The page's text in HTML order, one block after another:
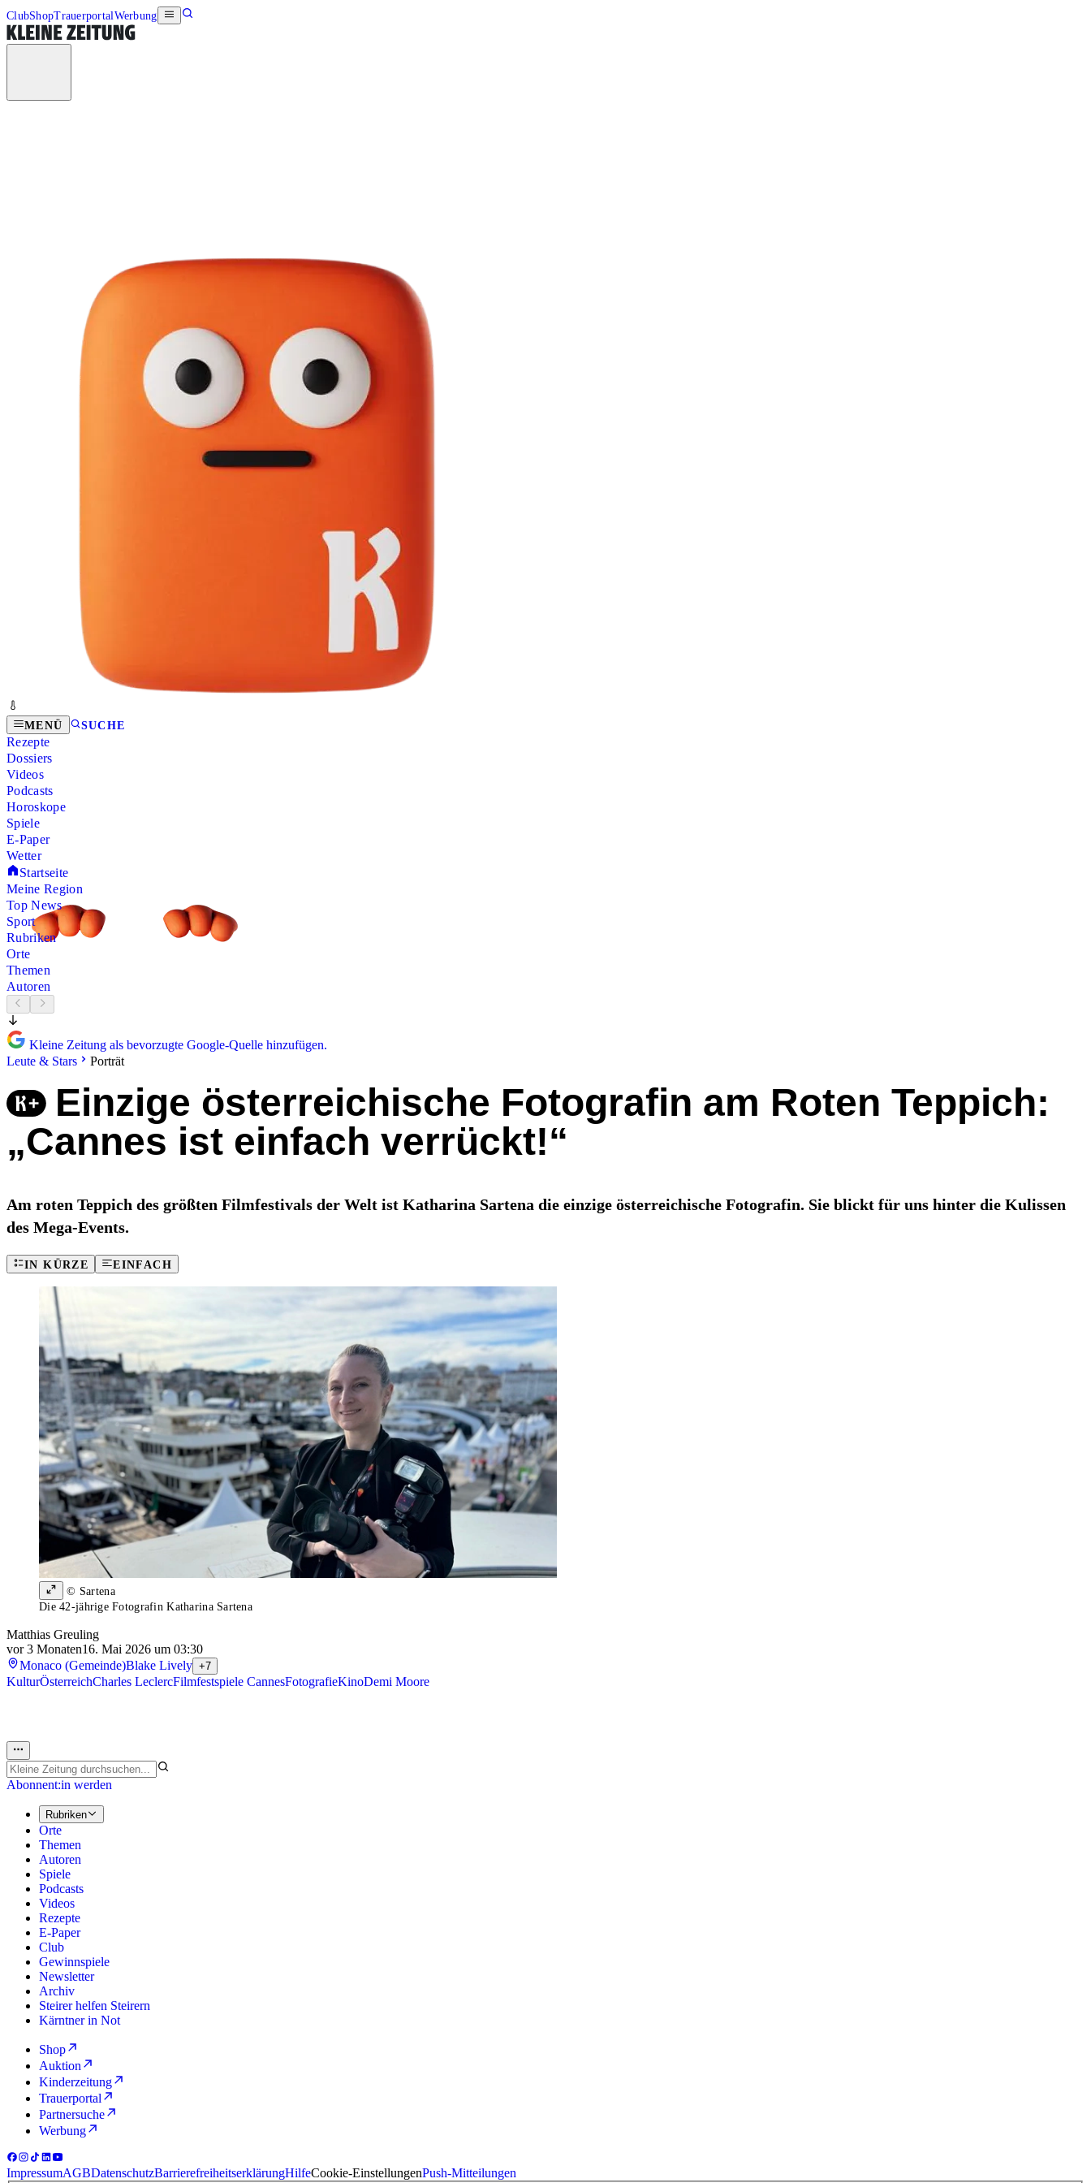
ClubShopTrauerportalWerbung
MENÜ SUCHE
Rezepte
Dossiers
Videos
Podcasts
Horoskope
Spiele
E-Paper
Wetter
Startseite
Meine Region
Top News
Sport
Rubriken
Orte
Themen
Autoren
Kleine Zeitung als bevorzugte Google-Quelle hinzufügen.
Leute & Stars
Porträt
Einzige österreichische Fotografin am Roten Teppich:
„Cannes ist einfach verrückt!“
Am roten Teppich des größten Filmfestivals der Welt ist Katharina Sartena die einzige österreichische Fotografin. Sie blickt für uns hinter die Kulissen
des Mega-Events.
IN KÜRZE EINFACH
© Sartena
Die 42-jährige Fotografin Katharina Sartena
Matthias Greuling
vor 3 Monaten16. Mai 2026 um 03:30
Monaco (Gemeinde)Blake Lively +7
KulturÖsterreichCharles LeclercFilmfestspiele CannesFotografieKinoDemi Moore
Abonnent:in werden
Rubriken
Orte
Themen
Autoren
Spiele
Podcasts
Videos
Rezepte
E-Paper
Club
Gewinnspiele
Newsletter
Archiv
Steirer helfen Steirern
Kärntner in Not
Shop
Auktion
Kinderzeitung
Trauerportal
Partnersuche
Werbung
ImpressumAGBDatenschutzBarrierefreiheitserklärungHilfeCookie-EinstellungenPush-Mitteilungen